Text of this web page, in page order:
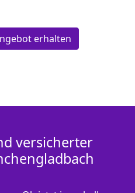
erhalten
versicherter